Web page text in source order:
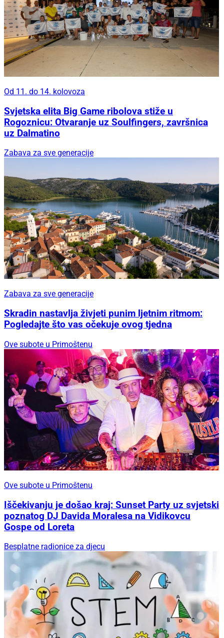
Od 11. do 14. kolovoza
Svjetska elita Big Game ribolova stiže u
Rogoznicu: Otvaranje uz Soulfingers, završnica
uz Dalmatino
Zabava za sve generacije
Zabava za sve generacije
Skradin nastavlja živjeti punim ljetnim ritmom:
Pogledajte što vas očekuje ovog tjedna
Ove subote u Primoštenu
Ove subote u Primoštenu
Iščekivanju je došao kraj: Sunset Party uz svjetski
poznatog DJ Davida Moralesa na Vidikovcu
Gospe od Loreta
Besplatne radionice za djecu